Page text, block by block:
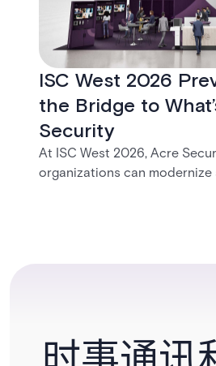
ISC West 2026
the Bridge to
Security
At ISC West 2026, Acre
organizations can